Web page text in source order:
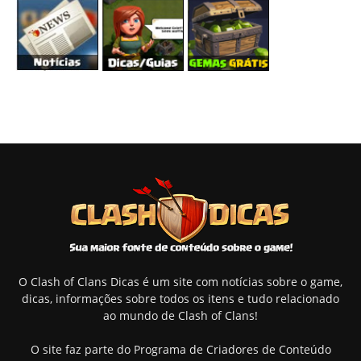
O Clash of Clans Dicas é um site com notícias sobre o game,
dicas, informações sobre todos os itens e tudo relacionado
ao mundo de Clash of Clans!
O site faz parte do Programa de Criadores de Conteúdo